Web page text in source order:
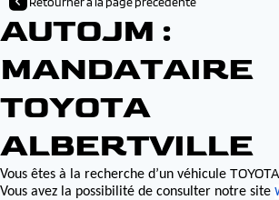
AUTOJM :
MANDATAIRE
TOYOTA
ALBERTVILLE
Vous êtes à la recherche d’un véhicule TOYOTA
Vous avez la possibilité de consulter notre site